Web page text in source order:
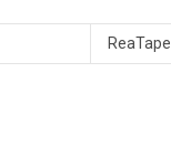
ReaTape